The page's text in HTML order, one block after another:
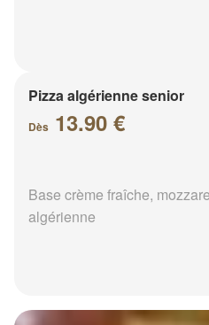
Pizza algérienne senior
Dès 13.90 €
Base crème fraîche,
algérienne